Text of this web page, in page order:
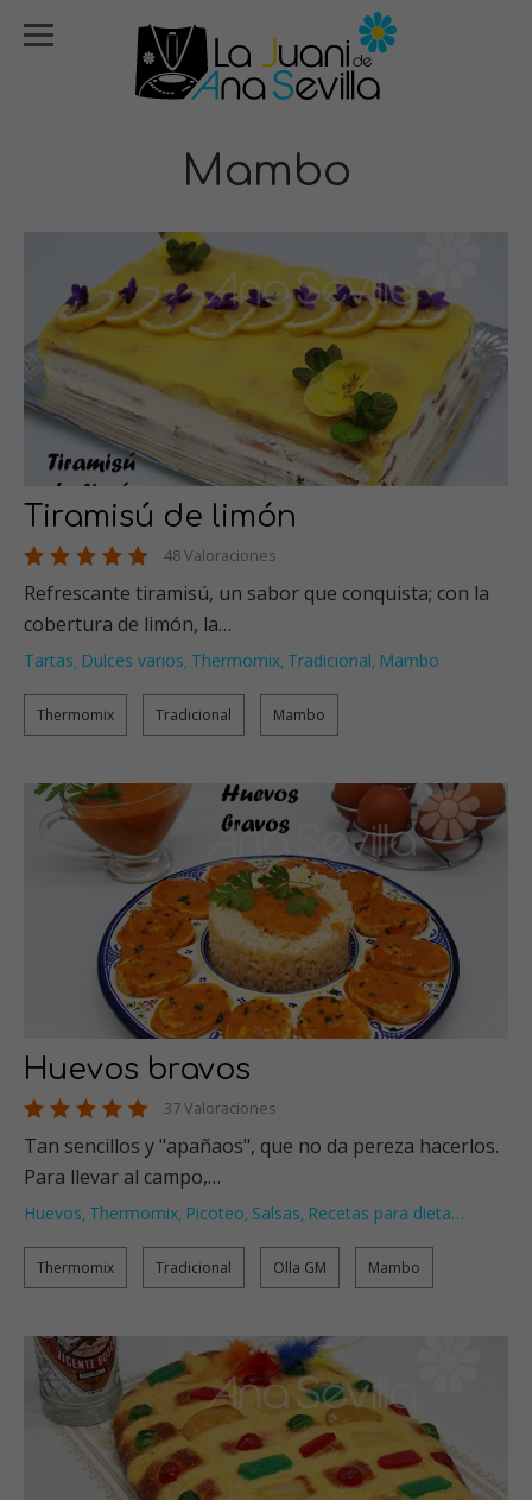
Mambo
Tiramisú de limón
48 Valoraciones
Refrescante tiramisú, un sabor que conquista; con la
cobertura de limón, la…
Tartas, Dulces varios, Thermomix, Tradicional, Mambo
Thermomix Tradicional Mambo
Huevos bravos
37 Valoraciones
Tan sencillos y "apañaos", que no da pereza hacerlos.
Para llevar al campo,…
Huevos, Thermomix, Picoteo, Salsas, Recetas para dieta…
Thermomix Tradicional Olla GM Mambo